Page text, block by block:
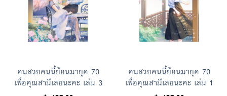
Wishlist
คนสวยคนนี้ย้อนมายุค 70
เพื่อคุณสามีเลยนะคะ เล่ม 3
คนสวยคนนี้ย้อนมายุค 70
เพื่อคุณสามีเลยนะคะ เล่ม 1